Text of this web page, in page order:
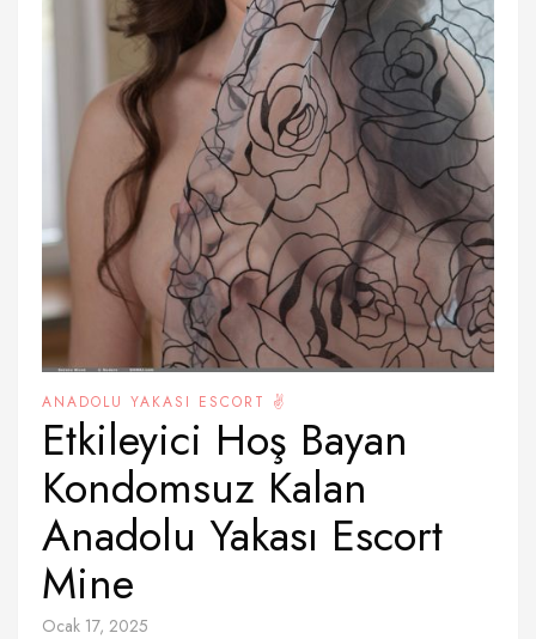
ANADOLU YAKASI ESCORT ✌️
Etkileyici Hoş Bayan
Kondomsuz Kalan
Anadolu Yakası Escort
Mine
Ocak 17, 2025